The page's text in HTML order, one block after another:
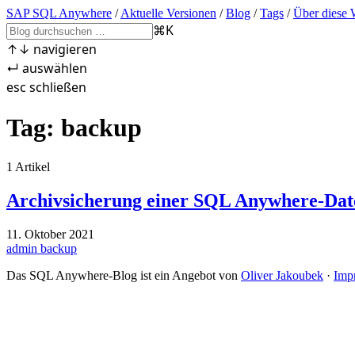
SAP SQL Anywhere / Aktuelle Versionen / Blog / Tags / Über diese
⌘K
↑↓ navigieren
↵ auswählen
esc schließen
Tag: backup
1 Artikel
Archivsicherung einer SQL Anywhere-
11. Oktober 2021
admin backup
Das SQL Anywhere-Blog ist ein Angebot von Oliver Jakoubek ·